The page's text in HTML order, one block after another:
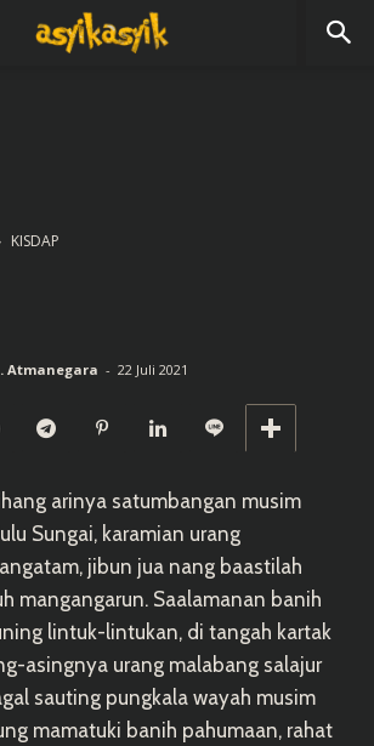
KISDAP
Atmanegara - 22 Juli 2021
arinya satumbangan musim
Sungai, karamian urang
jibun jua nang baastilah
mangangarun. Saalamanan banih
lintuk-lintukan, di tangah kartak
asingnya urang malabang salajur
sauting pungkala wayah musim
mamatuki banih pahumaan, rahat